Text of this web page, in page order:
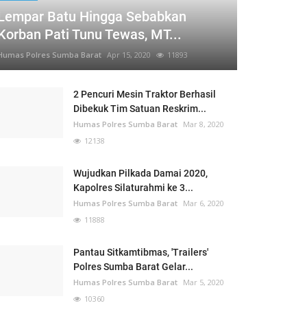
Batu Hingga Sebabkan
Pati Tunu Tewas, MT...
Polres Sumba Barat Apr 15, 2020 11893
2 Pencuri Mesin Traktor Berhasil
Dibekuk Tim Satuan Reskrim...
Humas Polres Sumba Barat Mar 8, 2020
12138
Wujudkan Pilkada Damai 2020,
Kapolres Silaturahmi ke 3...
Humas Polres Sumba Barat Mar 6, 2020
11888
Pantau Sitkamtibmas, 'Trailers'
Polres Sumba Barat Gelar...
Humas Polres Sumba Barat Mar 5, 2020
10360